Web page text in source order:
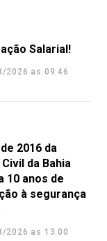
Civil da
Salarial!
2026 as 09:46
2016 da
da Bahia
10 anos de
à segurança
2026 as 13:00